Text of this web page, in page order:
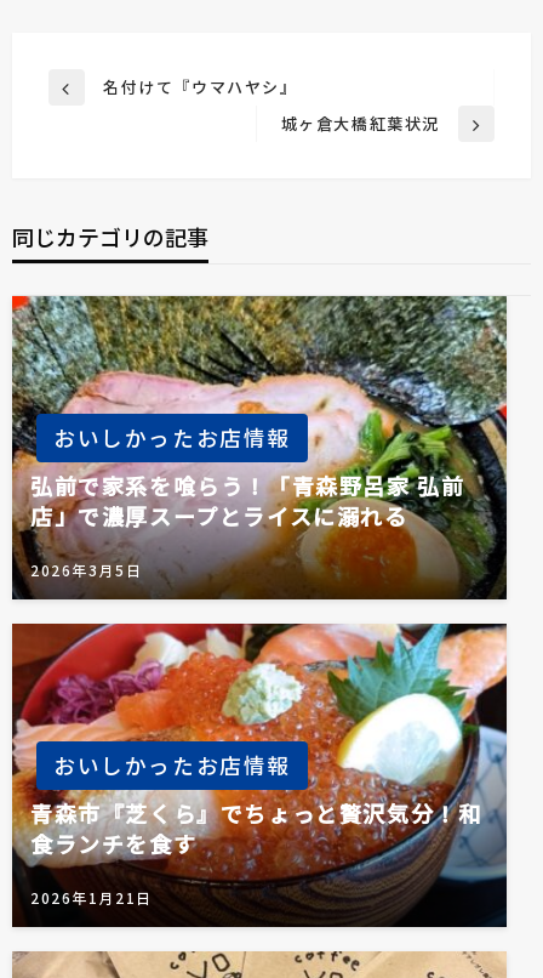
投
ゲ
ー
シ
ョ
ン
前
名付けて『ウマハヤシ』
次
城ヶ倉大橋紅葉状況
同じカテゴリの記事
おいしかったお店情報
弘前で家系を喰らう！「青森野呂家 弘前
店」で濃厚スープとライスに溺れる
2026年3月5日
おいしかったお店情報
青森市『芝くら』でちょっと贅沢気分！和
食ランチを食す
2026年1月21日